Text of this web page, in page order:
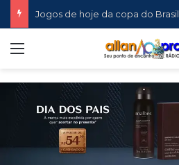
Jogos de hoje da copa do Brasil